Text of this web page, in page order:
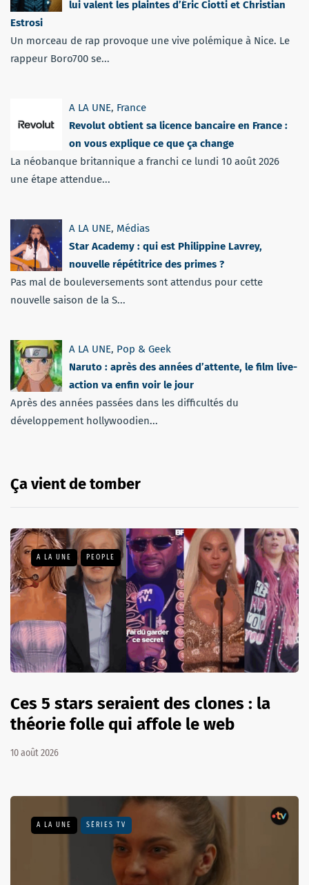
lui valent les plaintes d’Éric Ciotti et Christian
Estrosi
Un morceau de rap provoque une vive polémique à Nice. Le
rappeur Boro700 se...
A LA UNE, France
Revolut obtient sa licence bancaire en France :
on vous explique ce que ça change
La néobanque britannique a franchi ce lundi 10 août 2026
une étape attendue...
A LA UNE, Médias
Star Academy : qui est Philippine Lavrey,
nouvelle répétitrice des primes ?
Pas mal de bouleversements sont attendus pour cette
nouvelle saison de la S...
A LA UNE, Pop & Geek
Naruto : après des années d’attente, le film live-
action va enfin voir le jour
Après des années passées dans les difficultés du
développement hollywoodien...
Ça vient de tomber
A LA UNE PEOPLE
Ces 5 stars seraient des clones : la
théorie folle qui affole le web
10 août 2026
A LA UNE SÉRIES TV